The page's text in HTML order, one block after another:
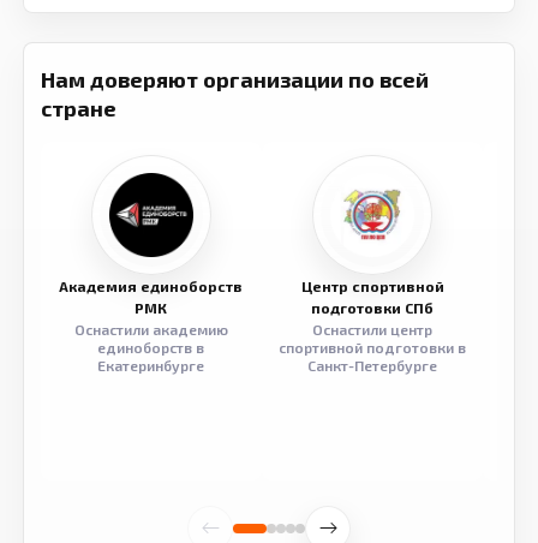
Нам доверяют организации по всей
стране
Академия единоборств
РМК
Оснастили академию
единоборств в
Екатеринбурге
Центр спортивной
подготовки СПб
Оснастили центр
спортивной подготовки в
Санкт-Петербурге